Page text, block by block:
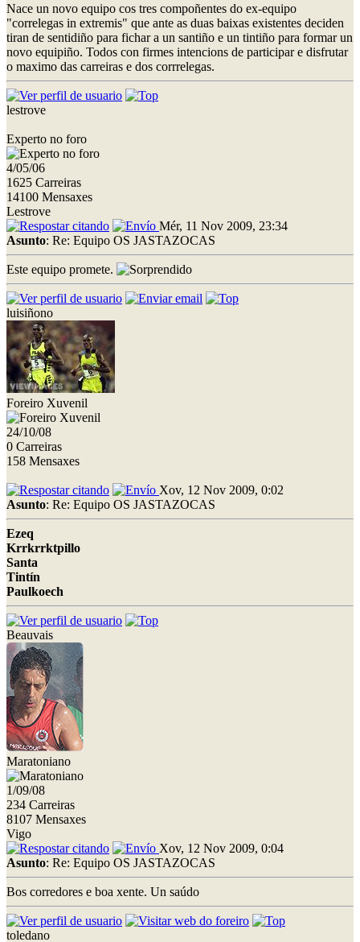
Nace un novo equipo cos tres compoñentes do ex-equipo
"correlegas in extremis" que ante as duas baixas existentes deciden
tiran de sentidiño para fichar a un santiño e un tintiño para formar un
novo equipiño. Todos con firmes intencions de participar e disfrutar
o maximo das carreiras e dos corrrelegas.
lestrove
Experto no foro
4/05/06
1625 Carreiras
14100 Mensaxes
Lestrove
Mér, 11 Nov 2009, 23:34
Asunto: Re: Equipo OS JASTAZOCAS
Este equipo promete.
luisiñono
Foreiro Xuvenil
24/10/08
0 Carreiras
158 Mensaxes
Xov, 12 Nov 2009, 0:02
Asunto: Re: Equipo OS JASTAZOCAS
Ezeq
Krrkrrktpillo
Santa
Tintín
Paulkoech
Beauvais
Maratoniano
1/09/08
234 Carreiras
8107 Mensaxes
Vigo
Xov, 12 Nov 2009, 0:04
Asunto: Re: Equipo OS JASTAZOCAS
Bos corredores e boa xente. Un saúdo
toledano